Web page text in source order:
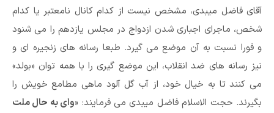
آقای فاضل میبدی، مشخص نیست از کدام کانال نامعتبر یا کدام
شخص، ماجرای اجباری شدن ازدواج در مجلس یازدهم را می شنود
و فورا نسبت به آن موضع می گیرد. طبعا رسانه های زنجیره ای و
نیز رسانه های ضد انقلاب، این موضع گیری را با همه توان «بولد»
می کنند تا به خیال خود، از آب گل آلود ماهی مطامع خویش را
بگیرند. حجت الاسلام فاضل میبدی می فرمایند: «وای به حال ملت